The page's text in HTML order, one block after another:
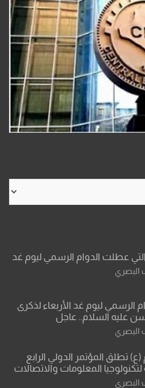
عطلت الدوام الرسمي ليوم غد
الرسمي ليوم غد الأربعاء لذكرى
عليه السلام.. عاجل
(ع) تطلق المؤتمر الدولي الرابع
لتكنولوجيا المعلومات والاتصالات